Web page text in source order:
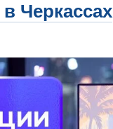
Черкассах